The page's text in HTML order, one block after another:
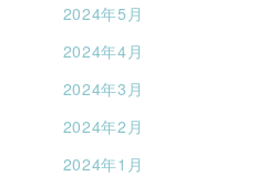
2024年5月
2024年4月
2024年3月
2024年2月
2024年1月